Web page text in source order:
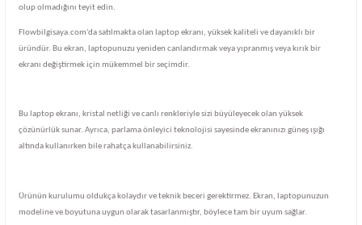
olup olmadığını teyit edin.
Flowbilgisaya.com'da satılmakta olan laptop ekranı, yüksek kaliteli ve dayanıklı bir
üründür. Bu ekran, laptopunuzu yeniden canlandırmak veya yıpranmış veya kırık bir
ekranı değiştirmek için mükemmel bir seçimdir.
Bu laptop ekranı, kristal netliği ve canlı renkleriyle sizi büyüleyecek olan yüksek
çözünürlük sunar. Ayrıca, parlama önleyici teknolojisi sayesinde ekranınızı güneş ışığı
altında kullanırken bile rahatça kullanabilirsiniz.
Ürünün kurulumu oldukça kolaydır ve teknik beceri gerektirmez. Ekran, laptopunuzun
modeline ve boyutuna uygun olarak tasarlanmıştır, böylece tam bir uyum sağlar.